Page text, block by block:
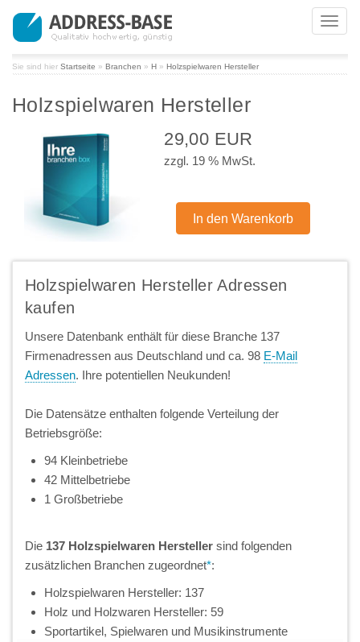
Sie sind hier Startseite » Branchen » H » Holzspielwaren Hersteller
Holzspielwaren Hersteller
29,00 EUR
zzgl. 19 % MwSt.
Holzspielwaren Hersteller Adressen
kaufen
Unsere Datenbank enthält für diese Branche 137
Firmenadressen aus Deutschland und ca. 98 E-Mail
Adressen. Ihre potentiellen Neukunden!
Die Datensätze enthalten folgende Verteilung der
Betriebsgröße:
94 Kleinbetriebe
42 Mittelbetriebe
1 Großbetriebe
Die 137 Holzspielwaren Hersteller sind folgenden
zusätzlichen Branchen zugeordnet*:
Holzspielwaren Hersteller: 137
Holz und Holzwaren Hersteller: 59
Sportartikel, Spielwaren und Musikinstrumente